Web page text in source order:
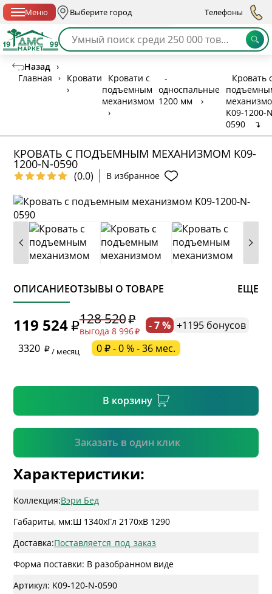
Меню Выберите город Телефоны
Назад ›
Главная
›
Кровати
›
Кровати с
подъемным
механизмом
›
-
односпальные
1200 мм
›
Кровать
K09-1200-
0590
↴
КРОВАТЬ С ПОДЪЕМНЫМ МЕХАНИЗМОМ K09-
1200-N-0590
(0.0) В избранное
ОПИСАНИЕОТЗЫВЫ О ТОВАРЕ ЕЩЕ
119 524 128 520
выгода 8 996 - 7 % +1195 бонусов
3320
/ месяц 0 ₽ - 0 % - 36 мес.
В корзину
Заказать в один клик
* обязательное поле
* необязательное поле
Подтвердить
Характеристики:
Коллекция:Вэри Бед
Габариты, мм:Ш 1340xГл 2170xВ 1290
Доставка:Поставляется_под_заказ
Форма поставки: В разобранном виде
Артикул: K09-120-N-0590